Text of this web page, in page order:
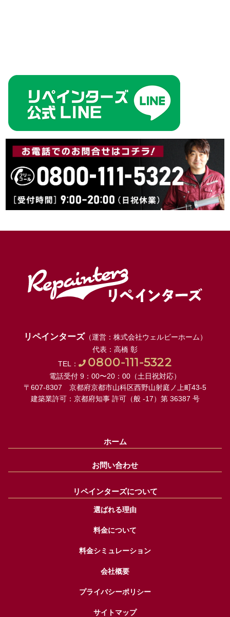
リペインターズ（運営：株式会社ウェルビーホーム）
代表：高橋 彰
TEL：
0800-111-5322
電話受付 9：00〜20：00（土日祝対応）
〒607-8307 京都府京都市山科区西野山射庭ノ上町43-5
建築業許可：京都府知事 許可（般 -17）第 36387 号
ホーム
お問い合わせ
リペインターズについて
選ばれる理由
料金について
料金シミュレーション
会社概要
プライバシーポリシー
サイトマップ